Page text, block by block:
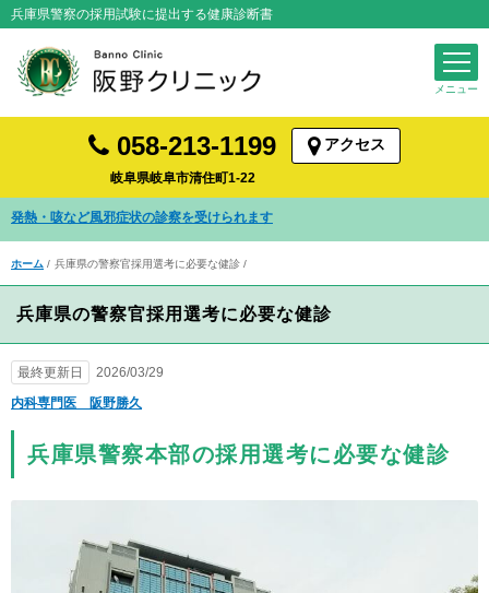
兵庫県警察の採用試験に提出する健康診断書
058-213-1199
岐阜県岐阜市清住町1-22
アクセス
発熱・咳など風邪症状の診察を受けられます
ホーム 兵庫県の警察官採用選考に必要な健診
兵庫県の警察官採用選考に必要な健診
最終更新日
2026/03/29
内科専門医 阪野勝久
兵庫県警察本部の採用選考に必要な健診